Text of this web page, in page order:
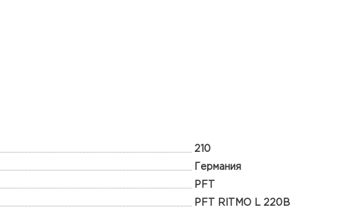
210
Германия
PFT
PFT RITMO L 220В